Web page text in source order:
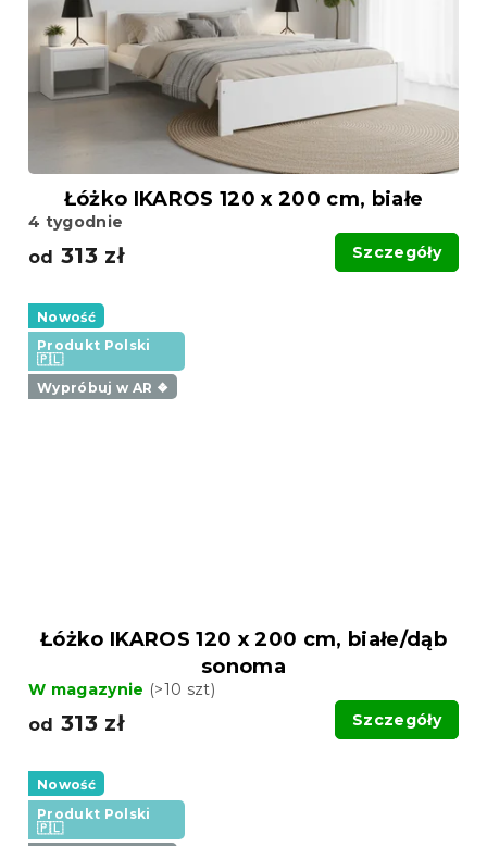
Łóżko IKAROS 120 x 200 cm, białe
4 tygodnie
od 313 zł Szczegóły
Nowość
Produkt Polski
🇵🇱
Wypróbuj w AR ❖
Łóżko IKAROS 120 x 200 cm, białe/dąb
sonoma
W magazynie (>10 szt)
od 313 zł Szczegóły
Nowość
Produkt Polski
🇵🇱